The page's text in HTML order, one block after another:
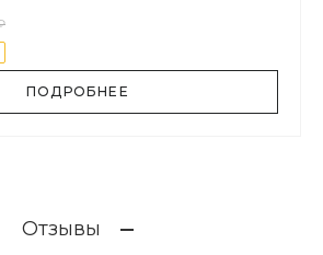
ПОДРОБНЕЕ
Отзывы